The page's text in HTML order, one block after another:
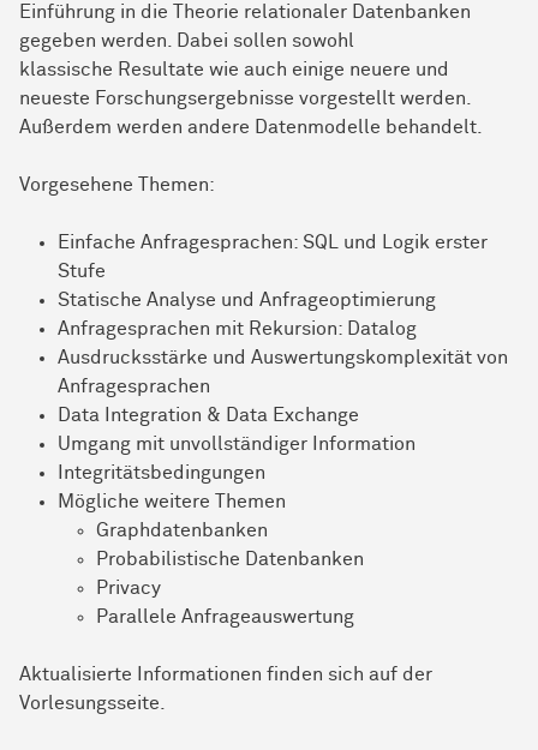
Einführung in die Theorie relationaler Datenbanken
gegeben werden. Dabei sollen sowohl
klassische Resultate wie auch einige neuere und
neueste Forschungsergebnisse vorgestellt werden.
Außerdem werden andere Datenmodelle behandelt.
Vorgesehene Themen:
Einfache Anfragesprachen: SQL und Logik erster
Stufe
Statische Analyse und Anfrageoptimierung
Anfragesprachen mit Rekursion: Datalog
Ausdrucksstärke und Auswertungskomplexität von
Anfragesprachen
Data Integration & Data Exchange
Umgang mit unvollständiger Information
Integritätsbedingungen
Mögliche weitere Themen
Graphdatenbanken
Probabilistische Datenbanken
Privacy
Parallele Anfrageauswertung
Aktualisierte Informationen finden sich auf der
Vorlesungsseite.